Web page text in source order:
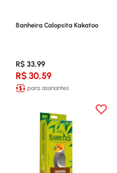
Banheira Calopsita Kakatoo
R$ 33,99
R$ 30,59
para assinantes